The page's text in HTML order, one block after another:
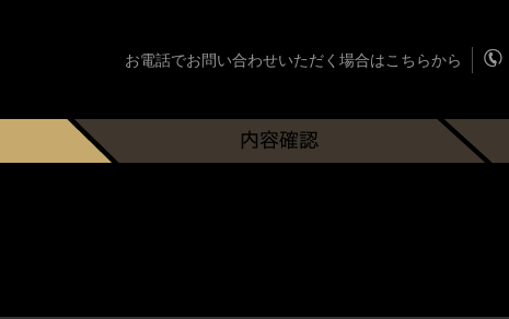
お電話でお問い合わせいただく場合はこちらから